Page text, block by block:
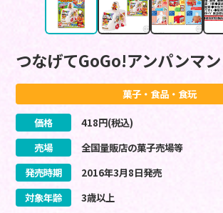
つなげてGoGo!アンパンマン
菓子・食品・食玩
価格 418円(税込)
売場
全国量販店の菓子売場等
発売時期
2016年3月8日発売
対象年齢
3歳以上